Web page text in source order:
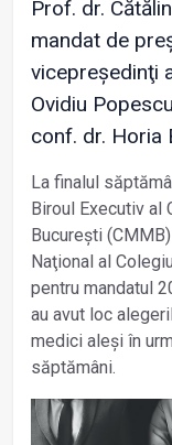
Prof. dr.
mandat de
vicepreședinţi
Ovidiu
conf. dr. Horia
La finalul
Biroul Executiv al
București
Naţional al
pentru mandatul
au avut loc
medici aleși în
săptămâni.